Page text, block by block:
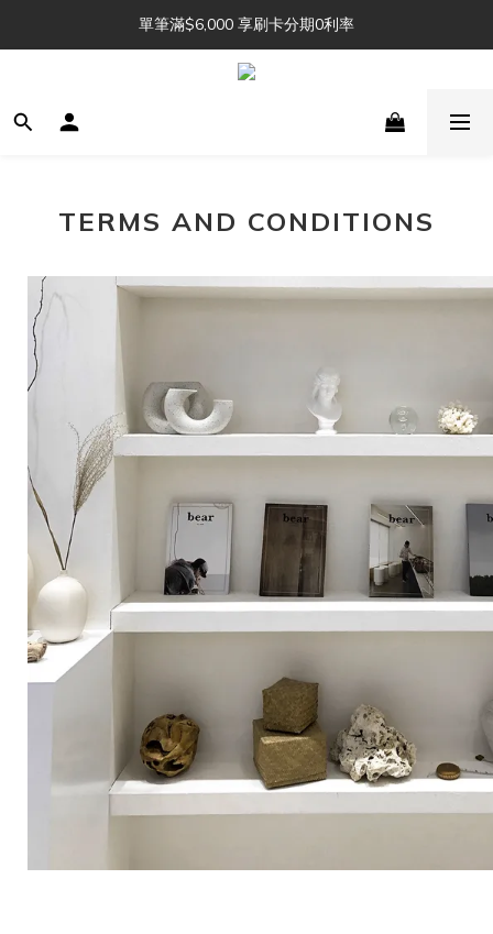
Julu. 訂單追加中 🔖
單筆滿$6,000 享刷卡分期0利率
Julu. 訂單追加中 🔖
TERMS AND CONDITIONS